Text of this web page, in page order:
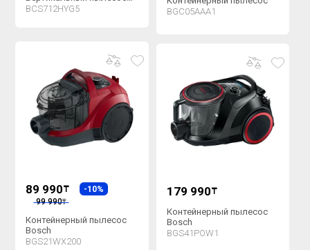
Bosch
BCS712HYG5
BGC05AAA1
89 990₸
-10%
99 990₸
Контейнерный пылесос
Bosch
BGS21WX200
179 990₸
Контейнерный пылесос
Bosch
BGS41POW1